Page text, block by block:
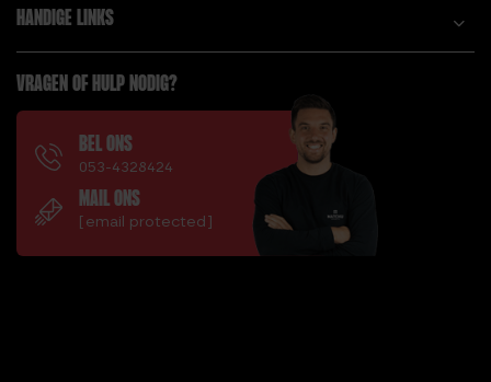
HANDIGE LINKS
VRAGEN OF HULP NODIG?
BEL ONS
053-4328424
MAIL ONS
[email protected]